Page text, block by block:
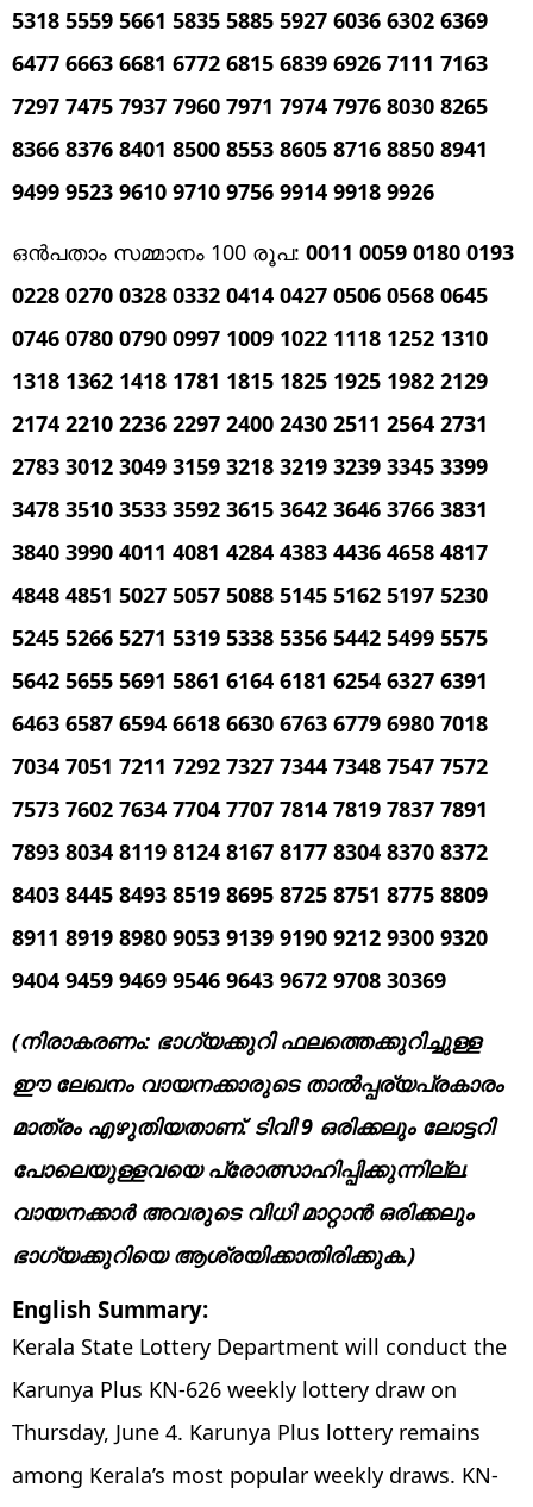
5318 5559 5661 5835 5885 5927 6036 6302 6369
6477 6663 6681 6772 6815 6839 6926 7111 7163
7297 7475 7937 7960 7971 7974 7976 8030 8265
8366 8376 8401 8500 8553 8605 8716 8850 8941
9499 9523 9610 9710 9756 9914 9918 9926
ഒൻപതാം സമ്മാനം 100 രൂപ: 0011 0059 0180 0193
0228 0270 0328 0332 0414 0427 0506 0568 0645
0746 0780 0790 0997 1009 1022 1118 1252 1310
1318 1362 1418 1781 1815 1825 1925 1982 2129
2174 2210 2236 2297 2400 2430 2511 2564 2731
2783 3012 3049 3159 3218 3219 3239 3345 3399
3478 3510 3533 3592 3615 3642 3646 3766 3831
3840 3990 4011 4081 4284 4383 4436 4658 4817
4848 4851 5027 5057 5088 5145 5162 5197 5230
5245 5266 5271 5319 5338 5356 5442 5499 5575
5642 5655 5691 5861 6164 6181 6254 6327 6391
6463 6587 6594 6618 6630 6763 6779 6980 7018
7034 7051 7211 7292 7327 7344 7348 7547 7572
7573 7602 7634 7704 7707 7814 7819 7837 7891
7893 8034 8119 8124 8167 8177 8304 8370 8372
8403 8445 8493 8519 8695 8725 8751 8775 8809
8911 8919 8980 9053 9139 9190 9212 9300 9320
9404 9459 9469 9546 9643 9672 9708 30369
(നിരാകരണം: ഭാഗ്യക്കുറി ഫലത്തെക്കുറിച്ചുള്ള
ഈ ലേഖനം വായനക്കാരുടെ താൽപ്പര്യപ്രകാരം
മാത്രം എഴുതിയതാണ്. ടിവി 9 ഒരിക്കലും ലോട്ടറി
പോലെയുള്ളവയെ പ്രോത്സാഹിപ്പിക്കുന്നില്ല.
വായനക്കാർ അവരുടെ വിധി മാറ്റാന്‍ ഒരിക്കലും
ഭാഗ്യക്കുറിയെ ആശ്രയിക്കാതിരിക്കുക.)
English Summary:
Kerala State Lottery Department will conduct the
Karunya Plus KN-626 weekly lottery draw on
Thursday, June 4. Karunya Plus lottery remains
among Kerala’s most popular weekly draws. KN-